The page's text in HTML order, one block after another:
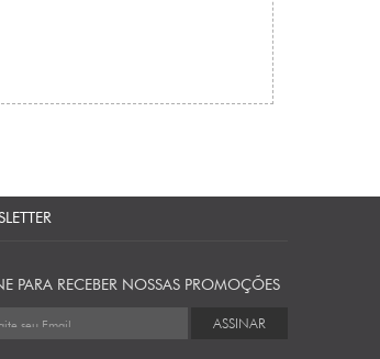
PARA RECEBER NOSSAS PROMOÇÕES
ASSINAR